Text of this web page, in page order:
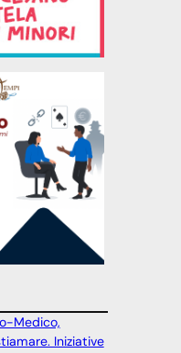
Medico,
Iniziative